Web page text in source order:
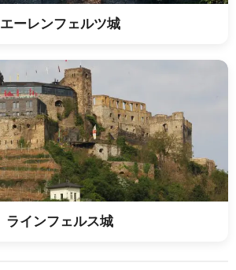
エーレンフェルツ城
ラインフェルス城